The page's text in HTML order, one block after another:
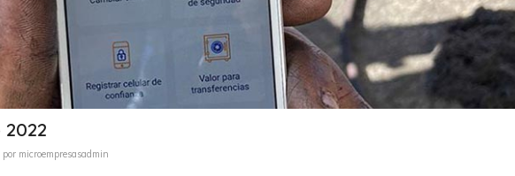
por microempresasadmin